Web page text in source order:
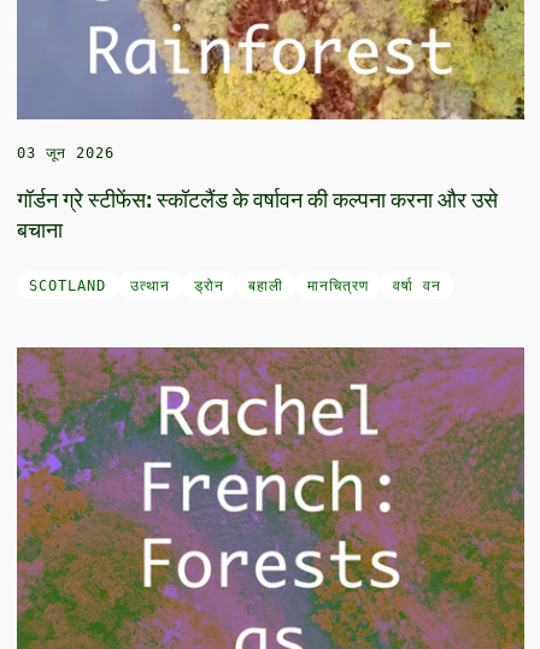
03 जून 2026
गॉर्डन ग्रे स्टीफेंस: स्कॉटलैंड के वर्षावन की कल्पना करना और उसे
बचाना
SCOTLAND उत्थान ड्रोन बहाली मानचित्रण वर्षा वन